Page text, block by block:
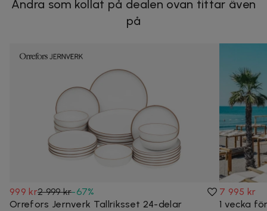
Andra som kollat på dealen ovan tittar även
på
999 kr2 999 kr-67%
Orrefors Jernverk Tallriksset 24-delar
7 995 kr
1 vecka